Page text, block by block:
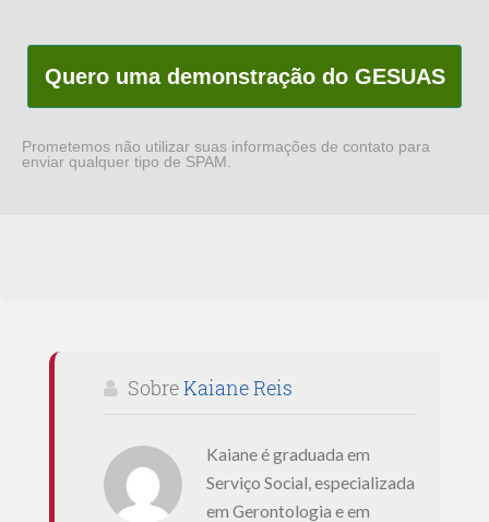
Quero uma demonstração do GESUAS
Prometemos não utilizar suas informações de contato para
enviar qualquer tipo de SPAM.
SobreKaiane Reis
Kaiane é graduada em
Serviço Social, especializada
em Gerontologia e em